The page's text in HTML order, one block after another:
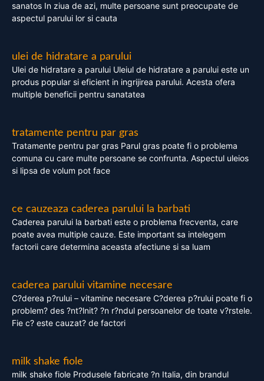
sanatos In ziua de azi, multe persoane sunt preocupate de
aspectul parului lor si cauta
ulei de hidratare a parului
Ulei de hidratare a parului Uleiul de hidratare a parului este un
produs popular si eficient in ingrijirea parului. Acesta ofera
multiple beneficii pentru sanatatea
tratamente pentru par gras
Tratamente pentru par gras Parul gras poate fi o problema
comuna cu care multe persoane se confrunta. Aspectul uleios
si lipsa de volum pot face
ce cauzeaza caderea parului la barbati
Caderea parului la barbati este o problema frecventa, care
poate avea multiple cauze. Este important sa intelegem
factorii care determina aceasta afectiune si sa luam
caderea parului vitamine necesare
C?derea p?rului – vitamine necesare C?derea p?rului poate fi o
problem? des ?nt?lnit? ?n r?ndul persoanelor de toate v?rstele.
Fie c? este cauzat? de factori
milk shake fiole
milk shake fiole Produsele fabricate ?n Italia, din brandul